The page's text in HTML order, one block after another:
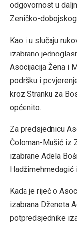
odgovornost u
Zeničko-dobojskog
Kao i u slučaju
izabrano
Asocijacija Žena i
podršku i
kroz Stranku za
općenito.
Za predsjednicu
Čoloman-Mušić iz
izabrane Adela
Hadžimehmedagić
Kada je riječ o
izabrana Dženeta
potpredsjednike